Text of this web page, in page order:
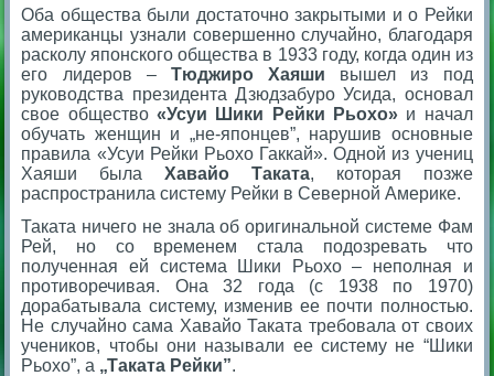
Оба общества были достаточно закрытыми и о Рейки
американцы узнали совершенно случайно, благодаря
расколу японского общества в 1933 году, когда один из
его лидеров – Тюджиро Хаяши вышел из под
руководства президента Дзюдзабуро Усида, основал
свое общество«Усуи Шики Рейки Рьохо»и начал
обучать женщин и „не-японцев”, нарушив основные
правила «Усуи Рейки Рьохо Гаккай». Одной из учениц
Хаяши былаХавайо Таката, которая позже
распространила систему Рейки в Северной Америке.
Таката ничего не знала об оригинальной системе Фам
Рей, но со временем стала подозревать что
полученная ей система Шики Рьохо – неполная и
противоречивая. Она 32 года (с 1938 по 1970)
дорабатывала систему, изменив ее почти полностью.
Не случайно сама Хавайо Таката требовала от своих
учеников, чтобы они называли ее систему не “Шики
Рьохо”, а „Таката Рейки”.